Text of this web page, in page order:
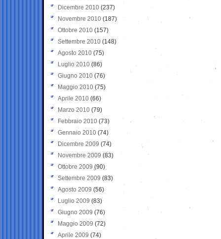
Dicembre 2010 (237)
Novembre 2010 (187)
Ottobre 2010 (157)
Settembre 2010 (148)
Agosto 2010 (75)
Luglio 2010 (86)
Giugno 2010 (76)
Maggio 2010 (75)
Aprile 2010 (66)
Marzo 2010 (79)
Febbraio 2010 (73)
Gennaio 2010 (74)
Dicembre 2009 (74)
Novembre 2009 (83)
Ottobre 2009 (90)
Settembre 2009 (83)
Agosto 2009 (56)
Luglio 2009 (83)
Giugno 2009 (76)
Maggio 2009 (72)
Aprile 2009 (74)